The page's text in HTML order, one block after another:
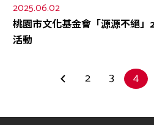
2025.06.02
桃園市文化基金會「源源不絕
活動
2 3 4